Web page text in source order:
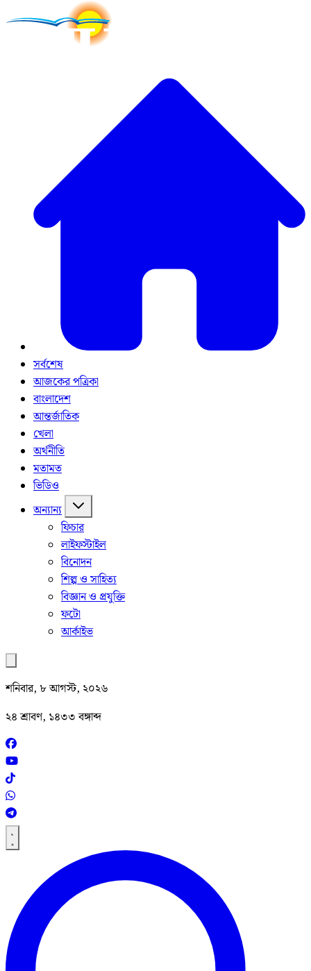
সর্বশেষ
আজকের পত্রিকা
বাংলাদেশ
আন্তর্জাতিক
খেলা
অর্থনীতি
মতামত
ভিডিও
অন্যান্য
ফিচার
লাইফস্টাইল
বিনোদন
শিল্প ও সাহিত্য
বিজ্ঞান ও প্রযুক্তি
ফটো
আর্কাইভ
শনিবার, ৮ আগস্ট, ২০২৬
২৪ শ্রাবণ, ১৪৩৩ বঙ্গাব্দ